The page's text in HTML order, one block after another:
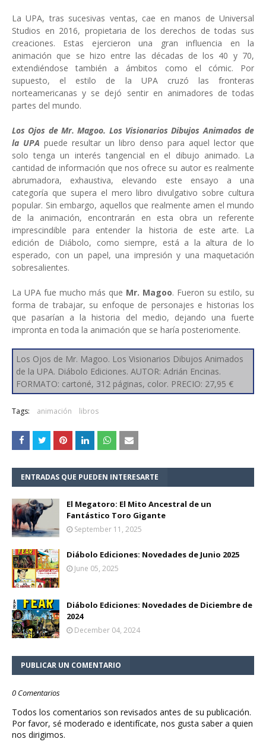
La UPA, tras sucesivas ventas, cae en manos de Universal
Studios en 2016, propietaria de los derechos de todas sus
creaciones. Estas ejercieron una gran influencia en la
animación que se hizo entre las décadas de los 40 y 70,
extendiéndose también a ámbitos como el cómic. Por
supuesto, el estilo de la UPA cruzó las fronteras
norteamericanas y se dejó sentir en animadores de todas
partes del mundo.
Los Ojos de Mr. Magoo. Los Visionarios Dibujos Animados de
la UPA puede resultar un libro denso para aquel lector que
solo tenga un interés tangencial en el dibujo animado. La
cantidad de información que nos ofrece su autor es realmente
abrumadora, exhaustiva, elevando este ensayo a una
categoría que supera el mero libro divulgativo sobre cultura
popular. Sin embargo, aquellos que realmente amen el mundo
de la animación, encontrarán en esta obra un referente
imprescindible para entender la historia de este arte. La
edición de Diábolo, como siempre, está a la altura de lo
esperado, con un papel, una impresión y una maquetación
sobresalientes.
La UPA fue mucho más que Mr. Magoo. Fueron su estilo, su
forma de trabajar, su enfoque de personajes e historias los
que pasarían a la historia del medio, dejando una fuerte
impronta en toda la animación que se haría posteriomente.
Los Ojos de Mr. Magoo. Los Visionarios Dibujos Animados
de la UPA. Diábolo Ediciones. AUTOR: Adrián Encinas.
FORMATO: cartoné, 312 páginas, color. PRECIO: 27,95 €
Tags: animación libros
ENTRADAS QUE PUEDEN INTERESARTE
El Megatoro: El Mito Ancestral de un
Fantástico Toro Gigante
September 11, 2025
Diábolo Ediciones: Novedades de Junio 2025
June 05, 2025
Diábolo Ediciones: Novedades de Diciembre de
2024
December 04, 2024
PUBLICAR UN COMENTARIO
0 Comentarios
Todos los comentarios son revisados antes de su publicación.
Por favor, sé moderado e identifícate, nos gusta saber a quien
nos dirigimos.